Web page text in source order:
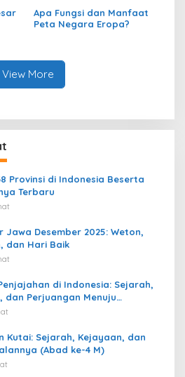
Apa Fungsi dan Manfaat
Peta Negara Eropa?
View More
Provinsi di Indonesia Beserta
Terbaru
Jawa Desember 2025: Weton,
dan Hari Baik
di Indonesia: Sejarah,
dan Perjuangan Menuju
Kutai: Sejarah, Kejayaan, dan
(Abad ke-4 M)